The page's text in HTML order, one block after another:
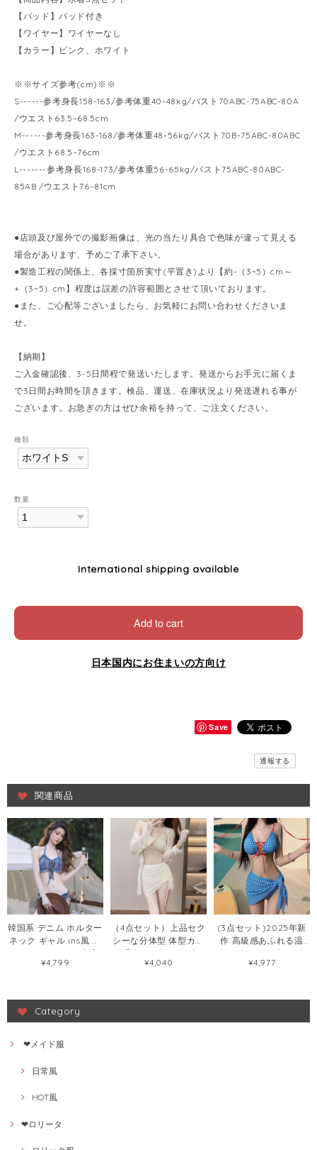
【パッド】パッド付き
【ワイヤー】ワイヤーなし
【カラー】ピンク、ホワイト
※※サイズ参考(cm)※※
S------参考身長158-163/参考体重40-48kg/バスト70ABC-75ABC-80A
/ウエスト63.5–68.5cm
M------参考身長163-168/参考体重48-56kg/バスト70B-75ABC-80ABC
/ウエスト68.5–76cm
L-------参考身長168-173/参考体重56-65kg/バスト75ABC-80ABC-
85AB /ウエスト76–81cm
●店頭及び屋外での撮影画像は、光の当たり具合で色味が違って見える
場合があります、予めご了承下さい。
●製造工程の関係上、各採寸箇所実寸(平置き)より【約-（3~5）cm～
+（3~5）cm】程度は誤差の許容範囲とさせて頂いております。
●また、ご心配等ございましたら、お気軽にお問い合わせくださいま
せ。
【納期】
ご入金確認後、3-5日間程で発送いたします。発送からお手元に届くま
で3日間お時間を頂きます。検品、運送、在庫状況より発送遅れる事が
ございます。お急ぎの方はぜひ余裕を持って、ご注文ください。
種類
数量
International shipping available
Add to cart
日本国内にお住まいの方向け
Save
通報する
関連商品
韓国系 デニム ホルター
ネック ギャル ins風 セ
クシー タンキニ 水泳
水着72440480
¥4,799
（4点セット）上品セク
シーな分体型 体型カバ
る大人水着107293494
¥4,040
(3点セット)2025年新
作 高級感あふれる温
泉・ビーチリゾート向
け 三点セット分体型絶
¥4,977
Category
❤メイド服
日常風
HOT風
❤ロリータ